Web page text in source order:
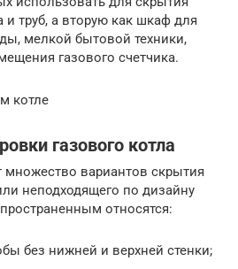
и труб, а вторую как шкаф для
мелкой бытовой техники,
газового счетчика.
котле
газового котла
множество вариантов скрытия
неподходящего по дизайну
относятся:
без нижней и верхней стенки;